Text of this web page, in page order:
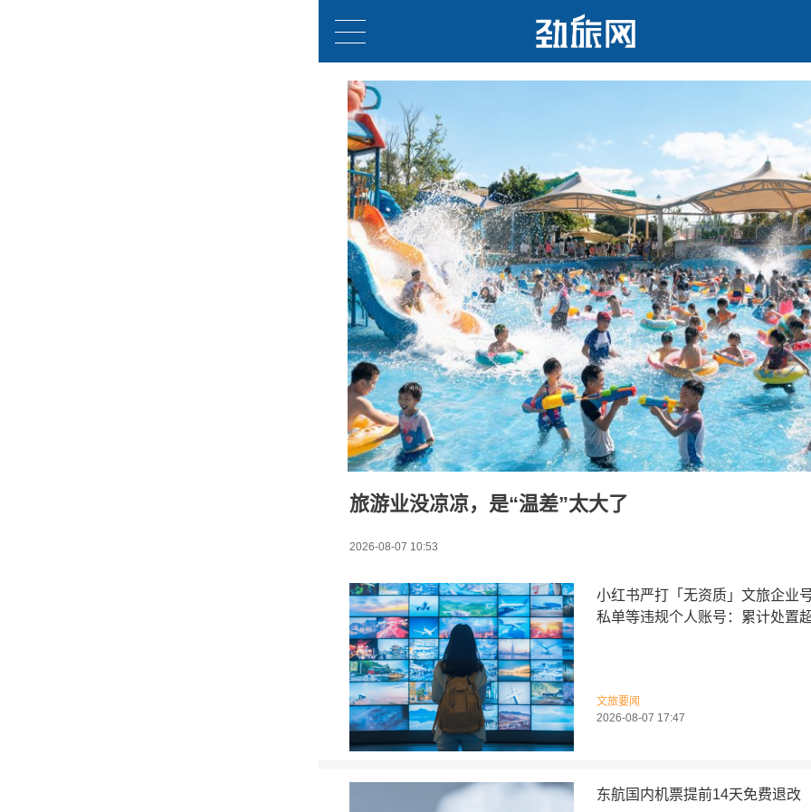
旅游业没凉凉，是“温差”太大了
2026-08-07 10:53
小红书严打「无资质」文旅企业
私单等违规个人账号：累计处置
文旅要闻
2026-08-07 17:47
东航国内机票提前14天免费退改